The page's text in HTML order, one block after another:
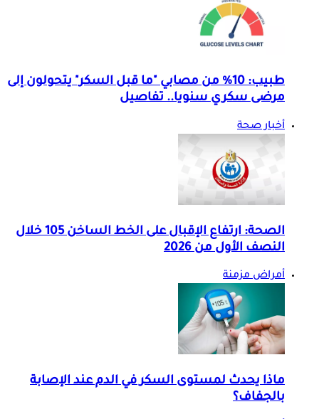
طبيب: 10% من مصابي "ما قبل السكر" يتحولون إلى
مرضى سكري سنويا.. تفاصيل
أخبار صحة
الصحة: ارتفاع الإقبال على الخط الساخن 105 خلال
النصف الأول من 2026
أمراض مزمنة
ماذا يحدث لمستوى السكر في الدم عند الإصابة
بالجفاف؟